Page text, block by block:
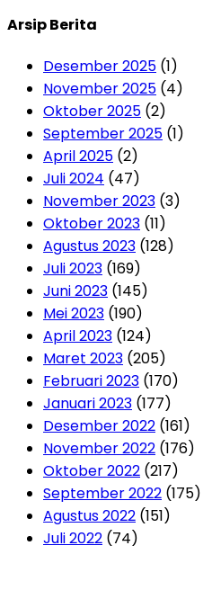
Arsip Berita
Desember 2025 (1)
November 2025 (4)
Oktober 2025 (2)
September 2025 (1)
April 2025 (2)
Juli 2024 (47)
November 2023 (3)
Oktober 2023 (11)
Agustus 2023 (128)
Juli 2023 (169)
Juni 2023 (145)
Mei 2023 (190)
April 2023 (124)
Maret 2023 (205)
Februari 2023 (170)
Januari 2023 (177)
Desember 2022 (161)
November 2022 (176)
Oktober 2022 (217)
September 2022 (175)
Agustus 2022 (151)
Juli 2022 (74)